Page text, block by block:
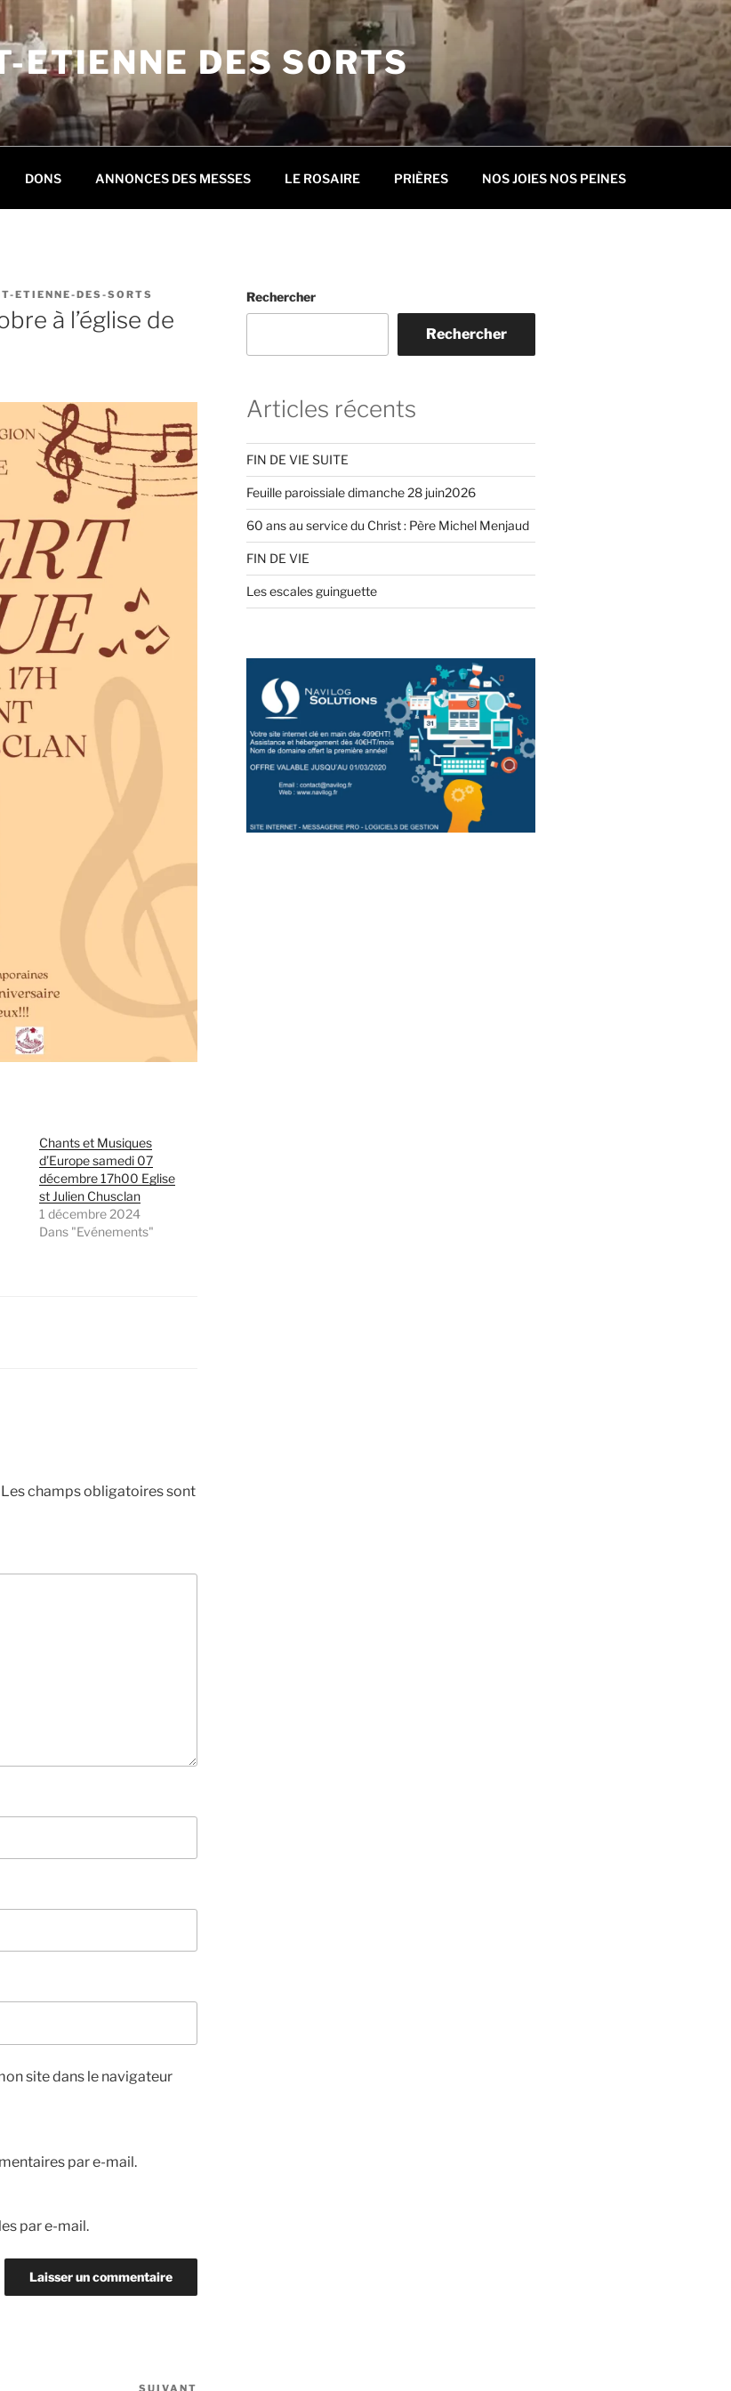
ETIENNE DES SORTS
DONS ANNONCES DES MESSES LE ROSAIRE PRIÈRES NOS JOIES NOS PEINES
ETIENNE-DES-SORTS
à l’église de
Chants et Musiques
d’Europe samedi 07
décembre 17h00 Eglise
st Julien Chusclan
1 décembre 2024
Dans "Evénements"
Les champs obligatoires sont
site dans le navigateur
par e-mail.
par e-mail.
SUIVANT
Rechercher
Rechercher
Articles récents
FIN DE VIE SUITE
Feuille paroissiale dimanche 28 juin2026
60 ans au service du Christ : Père Michel Menjaud
FIN DE VIE
Les escales guinguette